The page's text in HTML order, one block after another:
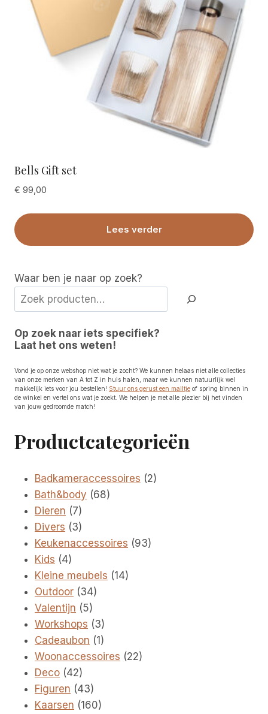
Bells Gift set
€ 99,00
Lees verder
Waar ben je naar op zoek?
Op zoek naar iets specifiek?
Laat het ons weten!
Vond je op onze webshop niet wat je zocht? We kunnen helaas niet alle collecties
van onze merken van A tot Z in huis halen, maar we kunnen natuurlijk wel
makkelijk iets voor jou bestellen! Stuur ons gerust een mailtje of spring binnen in
de winkel en vertel ons wat je zoekt. We helpen je met alle plezier bij het vinden
van jouw gedroomde match!
Productcategorieën
Badkameraccessoires 22
Bath&body 6868
Dieren 77
producten
Divers 33
producten
Keukenaccessoires 9393
Kids 44
producten
Kleine meubels 1414
Outdoor 3434
Valentijn 55
producten
Workshops 33
producten
Cadeaubon 1 1
product
Woonaccessoires 2222
Deco 4242
producten
Figuren 4343
producten
Kaarsen 160160